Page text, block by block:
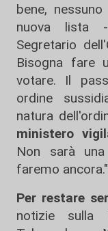
bene,
nuova lista
Segretario
Bisogna fare
votare. Il
ordine
natura
ministero
Non sarà
faremo ancora."
Per restare
notizie sulla